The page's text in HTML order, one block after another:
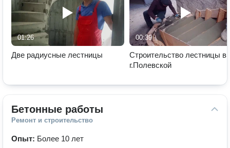
01:26
Две радиусные лестницы
00:39
Строительство лестницы в
г.Полевской
Бетонные работы
Ремонт и строительство
Опыт: Более 10 лет